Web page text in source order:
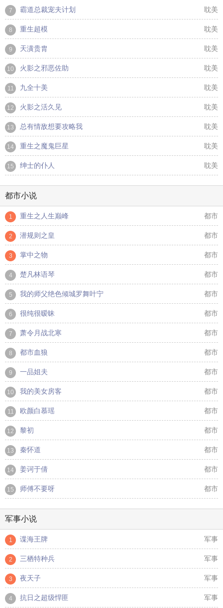
7 霸道总裁宠夫计划 耽美
8 重生超模 耽美
9 天潢贵胄 耽美
10 火影之邪恶佐助 耽美
11 九全十美 耽美
12 火影之活久见 耽美
13 总有情敌想要攻略我 耽美
14 重生之魔鬼巨星 耽美
15 绅士的仆人 耽美
都市小说
1 重生之人生巅峰 都市
2 潜规则之皇 都市
3 掌中之物 都市
4 楚凡林语琴 都市
5 我的师父绝色倾城罗舞叶宁 都市
6 很纯很暧昧 都市
7 萧令月战北寒 都市
8 都市血狼 都市
9 一品姐夫 都市
10 我的美女房客 都市
11 欧颜白慕瑶 都市
12 黎初 都市
13 秦怀道 都市
14 姜诃于倩 都市
15 师傅不要呀 都市
军事小说
1 谍海王牌 军事
2 三栖特种兵 军事
3 夜天子 军事
4 抗日之超级悍匪 军事